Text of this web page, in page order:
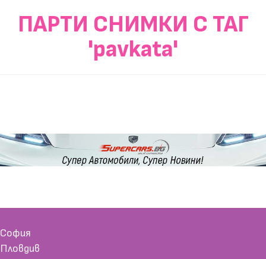
ПАРТИ СНИМКИ С ТАГ
'pavkata'
София
Пловдив